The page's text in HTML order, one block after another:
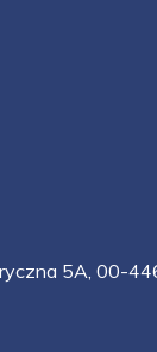
5A, 00-